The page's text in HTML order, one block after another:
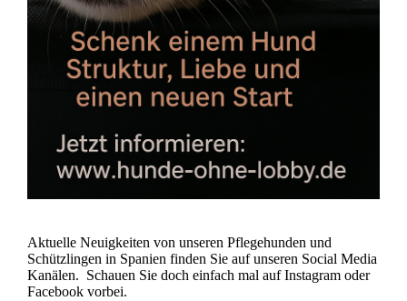
Aktuelle Neuigkeiten von unseren Pflegehunden und
Schützlingen in Spanien finden Sie auf unseren Social Media
Kanälen. Schauen Sie doch einfach mal auf Instagram oder
Facebook vorbei.